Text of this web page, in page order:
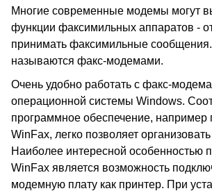
Многие современные модемы могут
функции факсимильных аппаратов -
принимать факсимильные
называются факс-модемами.
Очень удобно работать с факс-
операционной системы Windows.
программное обеспечение, например
WinFax, легко позволяет
Наиболее интересной особенностью
WinFax является возможность
модемную плату как принтер. При